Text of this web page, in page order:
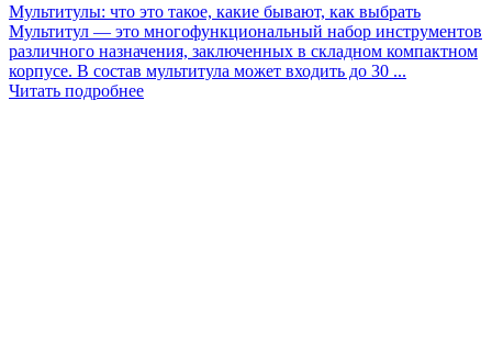
Мультитулы: что это такое, какие бывают, как выбрать
Мультитул — это многофункциональный набор инструментов
различного назначения, заключенных в складном компактном
корпусе. В состав мультитула может входить до 30 ...
Читать подробнее